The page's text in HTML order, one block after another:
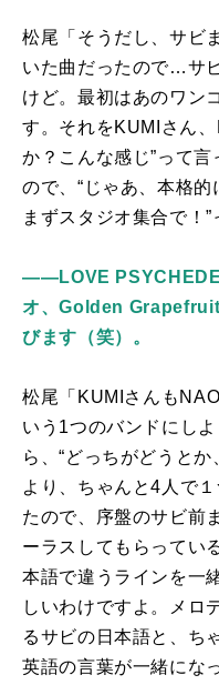
松尾「そうだし、サビ
いた曲だったので…サ
けど。最初はあのワン
す。それをKUMI さん、
か？こんな感じ”って
ので、“じゃあ、本格的
まずスタジオ集合で！”
――LOVE
オ、Golden
びます（笑）。
松尾「 KUMI さんも
いう 1つのバンドにし
ら、“どっちがどうと
より、ちゃんと4 人で
たので、序盤のサビ前
ーラスしてもらってい
本語で違うラインを一
しいわけですよ。メロ
るサビの日本語と、ち
英語の言葉が一緒にな